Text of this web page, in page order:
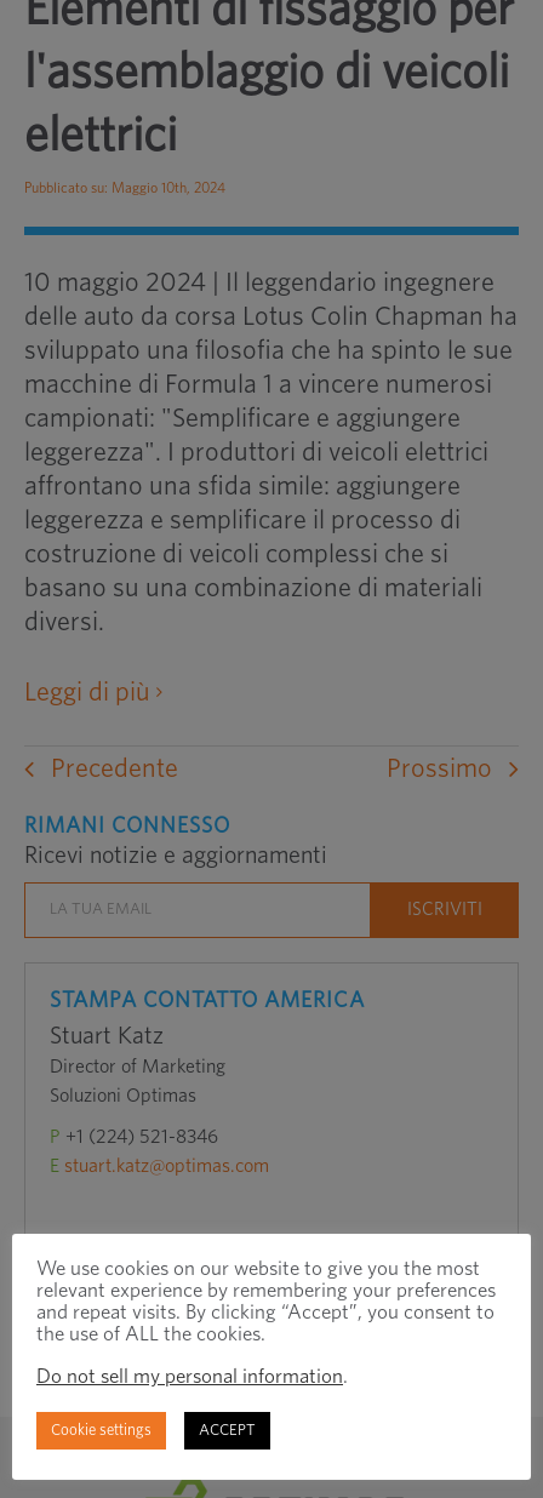
Elementi di fissaggio per
l'assemblaggio di veicoli
elettrici
Pubblicato su: Maggio 10th, 2024
10 maggio 2024 |
Il leggendario ingegnere
delle auto da corsa Lotus Colin Chapman ha
sviluppato una filosofia che ha spinto le sue
macchine di Formula 1 a vincere numerosi
campionati: "Semplificare e aggiungere
leggerezza". I produttori di veicoli elettrici
affrontano una sfida simile: aggiungere
leggerezza e semplificare il processo di
costruzione di veicoli complessi che si
basano su una combinazione di materiali
diversi.
Leggi di più apre
sito
esterno
in
Precedente Prossimo
RIMANI CONNESSO
Ricevi notizie e aggiornamenti
STAMPA CONTATTO AMERICA
Stuart Katz
Director of Marketing
Soluzioni Optimas
P +1 (224) 521-8346
E stuart.katz@optimas.com
We use cookies on our website to give you the most
relevant experience by remembering your preferences
and repeat visits. By clicking “Accept”, you consent to
the use of ALL the cookies.
Do not sell my personal information.
Cookie settings ACCEPT